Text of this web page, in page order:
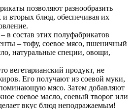
позволяют разнообразить
вторых блюд, обеспечивая их
в состав этих полуфабрикатов
– тофу, соевое мясо, пшеничный
натуральные специи, овощи,
вегетарианский продукт, не
Его получают из соевой муки,
мясо. Затем добавляют
соевое масло, соевый творог или
вкус блюд неподражаемым!